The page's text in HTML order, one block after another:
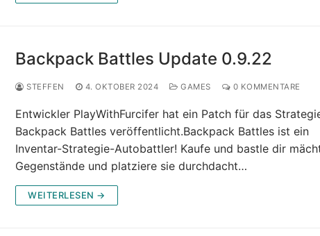
Backpack Battles Update 0.9.22
STEFFEN 4. OKTOBER 2024 GAMES 0 KOMMENTARE
Entwickler PlayWithFurcifer hat ein Patch für das
Backpack Battles veröffentlicht.Backpack Battles ist ein
Inventar-Strategie-Autobattler! Kaufe und bastle dir
Gegenstände und platziere sie durchdacht…
WEITERLESEN →